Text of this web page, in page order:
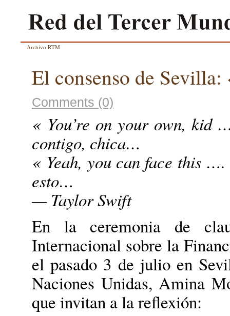
Archivo RTM
El consenso de
Comments (0)
« You’re on your
contigo, chica…
« Yeah, you can
esto…
— Taylor Swift
En la ceremonia de
Internacional sobre la
el pasado 3 de julio en
Naciones Unidas, Amina
que invitan a la reflexión: